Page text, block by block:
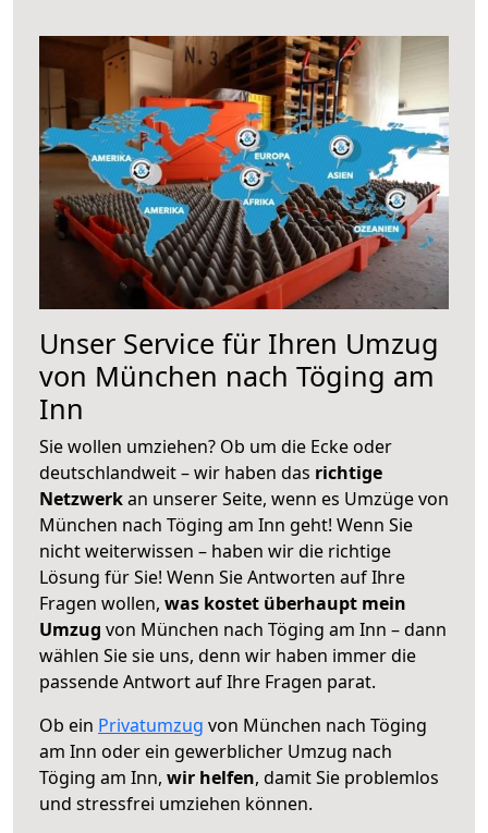
Unser Service für Ihren Umzug
von München nach Töging am
Inn
Sie wollen umziehen? Ob um die Ecke oder
deutschlandweit – wir haben das richtige
Netzwerkan unserer Seite, wenn es Umzüge von
München nach Töging am Inn geht! Wenn Sie
nicht weiterwissen – haben wir die richtige
Lösung für Sie! Wenn Sie Antworten auf Ihre
Fragen wollen, was kostet überhaupt mein
Umzug von München nach Töging am Inn – dann
wählen Sie sie uns, denn wir haben immer die
passende Antwort auf Ihre Fragen parat.
Ob ein Privatumzug von München nach Töging
am Inn oder ein gewerblicher Umzug nach
Töging am Inn, wir helfen, damit Sie problemlos
und stressfrei umziehen können.